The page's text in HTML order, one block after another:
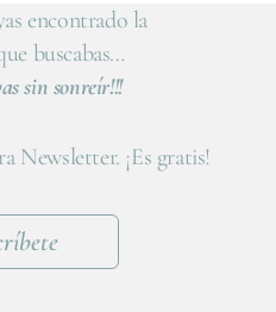
encontrado la
buscabas…
sin sonreír!!!
Newsletter. ¡Es gratis!